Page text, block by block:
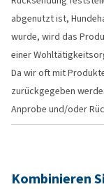
abgenutzt ist,
wurde, wird das
einer
Da wir oft mit
zurückgegeben
Anprobe und/oder
Kombinieren